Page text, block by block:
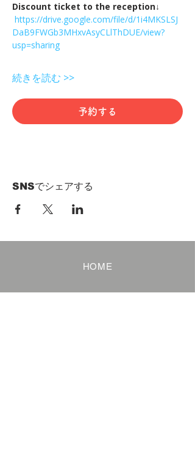
Discount ticket to the reception↓
https://drive.google.com/file/d/1i4MKSLSJ
DaB9FWGb3MHxvAsyCLlThDUE/view?
usp=sharing
続きを読む >>
予約する
SNSでシェアする
HOME